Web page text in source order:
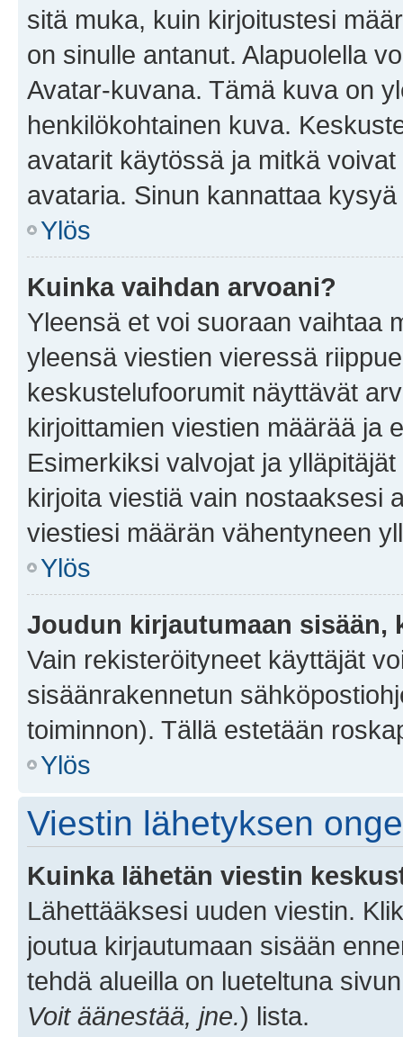
sitä muka, kuin kirjoitustesi
on sinulle antanut. Alapuolella
Avatar-kuvana. Tämä kuva on
henkilökohtainen kuva.
avatarit käytössä ja mitkä
avataria. Sinun kannattaa
Ylös
Kuinka vaihdan arvoani?
Yleensä et voi suoraan vaihtaa
yleensä viestien vieressä
keskustelufoorumit näyttävät
kirjoittamien viestien määrää ja
Esimerkiksi valvojat ja
kirjoita viestiä vain nostaaksesi
viestiesi määrän vähentyneen
Ylös
Joudun kirjautumaan sisään,
Vain rekisteröityneet käyttäjät
sisäänrakennetun
toiminnon). Tällä estetään
Ylös
Viestin lähetyksen
Kuinka lähetän viestin
Lähettääksesi uuden viestin.
joutua kirjautumaan sisään
tehdä alueilla on lueteltuna
Voit äänestää, jne.) lista.